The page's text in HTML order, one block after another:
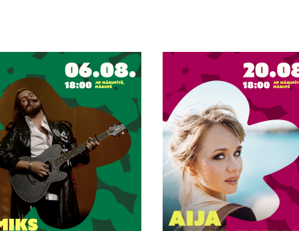
autostāvvietas, kuras iespējams iegādāties kopā